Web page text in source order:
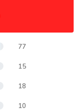
77
15
18
10